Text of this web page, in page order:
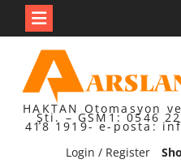
content
HAKTAN Otomasyon
Şti. – GSM1: 0546
418 1919- e-posta:
Login / Register